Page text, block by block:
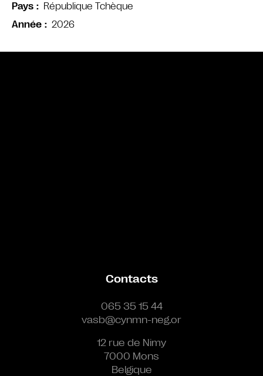
Pays
République Tchèque
Année
2026
Contacts
065 35 15 44
vasb@cynmn-neg.or
12 rue de Nimy
7000 Mons
Belgique